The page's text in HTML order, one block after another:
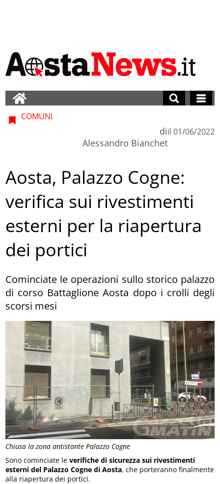
Chiusa la zona antistante Palazzo Cogne
COMUNI
di
Alessandro Bianchet
il 01/06/2022
Aosta, Palazzo Cogne:
verifica sui rivestimenti
esterni per la riapertura
dei portici
Cominciate le operazioni sullo storico palazzo
di corso Battaglione Aosta dopo i crolli degli
scorsi mesi
Sono cominciate leverifiche di sicurezza sui rivestimenti
esterni del Palazzo Cogne di Aosta, che porteranno finalmente
alla riapertura dei portici.